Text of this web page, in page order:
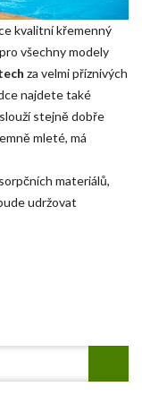
kvalitní křemenný
všechny modely
za velmi příznivých
najdete také
stejně dobře
mleté, má
materiálů,
udržovat